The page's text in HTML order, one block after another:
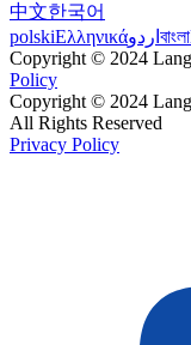
中文한국어
polskiΕλληνικάاردو বাংলা
Copyright © 2024
Policy
Copyright © 2024
All Rights Reserved
Privacy Policy